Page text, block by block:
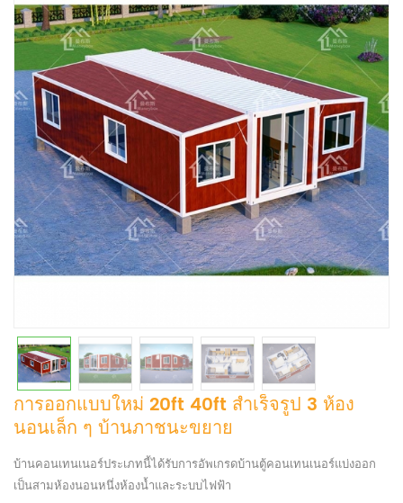
การออกแบบใหม่ 20ft 40ft สำเร็จรูป 3 ห้อง
นอนเล็ก ๆ บ้านภาชนะขยาย
บ้านคอนเทนเนอร์ประเภทนี้ได้รับการอัพเกรดบ้านตู้คอนเทนเนอร์แบ่งออก
เป็นสามห้องนอนหนึ่งห้องน้ำและระบบไฟฟ้า